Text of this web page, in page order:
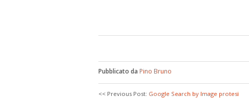
Pubblicato da Pino Bruno
<< Previous Post: Google Search by Image protesi